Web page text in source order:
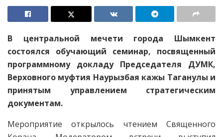
В центральной мечети города Шымкент
состоялся обучающий семинар, посвященный
программному докладу Председателя ДУМК,
Верховного муфтия Наурызбая кажы Таганулы и
принятым управлением стратегическим
документам.
Мероприятие открылось чтением Священного